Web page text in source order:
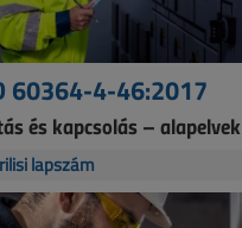
60364-4-46:2017
és kapcsolás – alapelvek
lapszám